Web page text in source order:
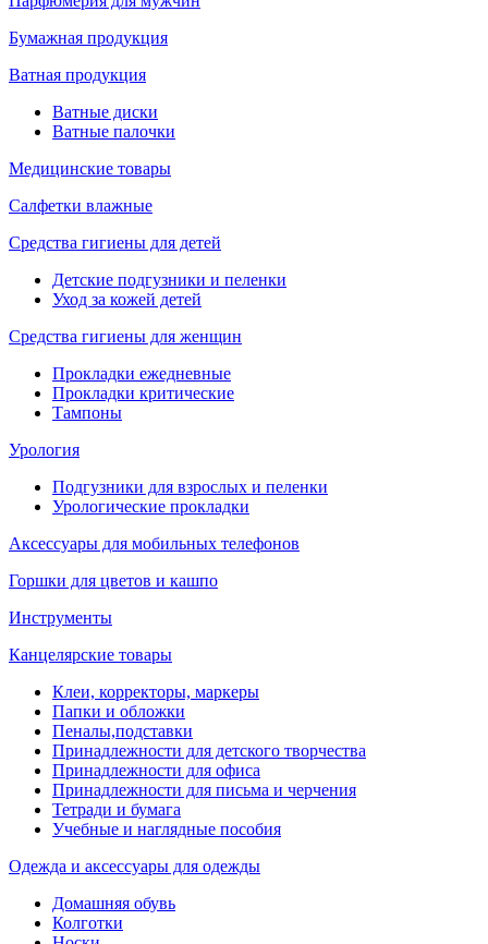
Бумажная продукция
Ватная продукция
Ватные диски
Ватные палочки
Медицинские товары
Салфетки влажные
Средства гигиены для детей
Детские подгузники и пеленки
Уход за кожей детей
Средства гигиены для женщин
Прокладки ежедневные
Прокладки критические
Тампоны
Урология
Подгузники для взрослых и пеленки
Урологические прокладки
Аксессуары для мобильных телефонов
Горшки для цветов и кашпо
Инструменты
Канцелярские товары
Клеи, корректоры, маркеры
Папки и обложки
Пеналы,подставки
Принадлежности для детского творчества
Принадлежности для офиса
Принадлежности для письма и черчения
Тетради и бумага
Учебные и наглядные пособия
Одежда и аксессуары для одежды
Домашняя обувь
Колготки